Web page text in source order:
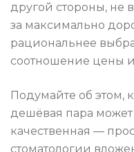
другой стороны, не
за максимально
рациональнее
соотношение цены
Подумайте об этом,
дешёвая пара
качественная —
стоматологии